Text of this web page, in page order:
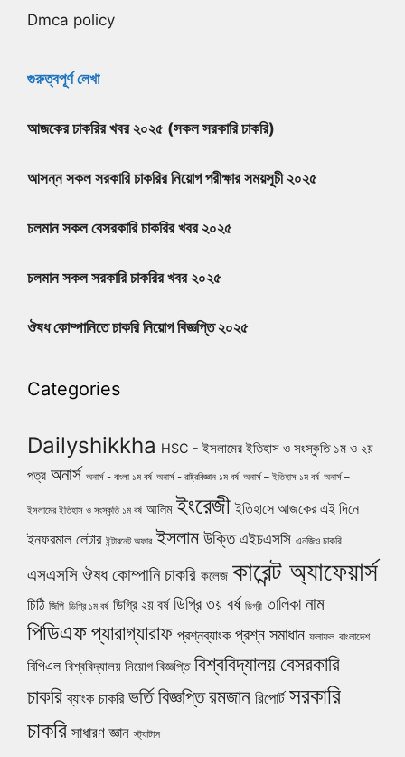
Dmca policy
গুরুত্বপূর্ণ লেখা
আজকের চাকরির খবর ২০২৫ (সকল সরকারি চাকরি)
আসন্ন সকল সরকারি চাকরির নিয়োগ পরীক্ষার সময়সূচী ২০২৫
চলমান সকল বেসরকারি চাকরির খবর ২০২৫
চলমান সকল সরকারি চাকরির খবর ২০২৫
ঔষধ কোম্পানিতে চাকরি নিয়োগ বিজ্ঞপ্তি ২০২৫
Categories
Dailyshikkha HSC - ইসলামের ইতিহাস ও সংস্কৃতি ১ম ও ২য়
পত্র অনার্স অনার্স - বাংলা ১ম বর্ষ অনার্স - রাষ্ট্রবিজ্ঞান ১ম বর্ষ অনার্স – ইতিহাস ১ম বর্ষ অনার্স –
ইসলামের ইতিহাস ও সংস্কৃতি ১ম বর্ষ আলিম ইংরেজী ইতিহাসে আজকের এই দিনে
ইনফরমাল লেটার ইন্টারনেট অফার ইসলাম উক্তি এইচএসসি এনজিও চাকরি
এসএসসি ঔষধ কোম্পানি চাকরি কলেজ কারেন্ট অ্যাফেয়ার্স
চিঠি জিপি ডিগ্রি ১ম বর্ষ ডিগ্রি ২য় বর্ষ ডিগ্রি ৩য় বর্ষ ডিগ্রী তালিকা নাম
পিডিএফপ্যারাগ্যারাফ প্রশ্নব্যাংক প্রশ্ন সমাধান ফলাফল বাংলাদেশ
বিপিএল বিশ্ববিদ্যালয় নিয়োগ বিজ্ঞপ্তি বিশ্ববিদ্যালয়বেসরকারি
চাকরি ব্যাংক চাকরি ভর্তি বিজ্ঞপ্তিরমজান রিপোর্ট সরকারি
চাকরি সাধারণ জ্ঞান স্ট্যাটাস